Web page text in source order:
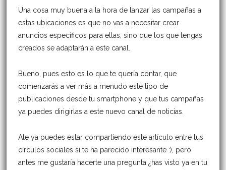
Una cosa muy buena a la hora de lanzar las campañas a
estas ubicaciones es que no vas a necesitar crear
anuncios específicos para ellas, sino que los que tengas
creados se adaptarán a este canal.
Bueno, pues esto es lo que te quería contar, que
comenzarás a ver más a menudo este tipo de
publicaciones desde tu smartphone y que tus campañas
ya puedes dirigirlas a este nuevo canal de noticias.
Ale ya puedes estar compartiendo este artículo entre tus
círculos sociales si te ha parecido interesante :), pero
antes me gustaría hacerte una pregunta ¿has visto ya en tu